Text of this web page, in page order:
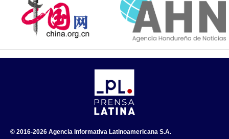
© 2016-2026 Agencia Informativa Latinoamericana S.A.